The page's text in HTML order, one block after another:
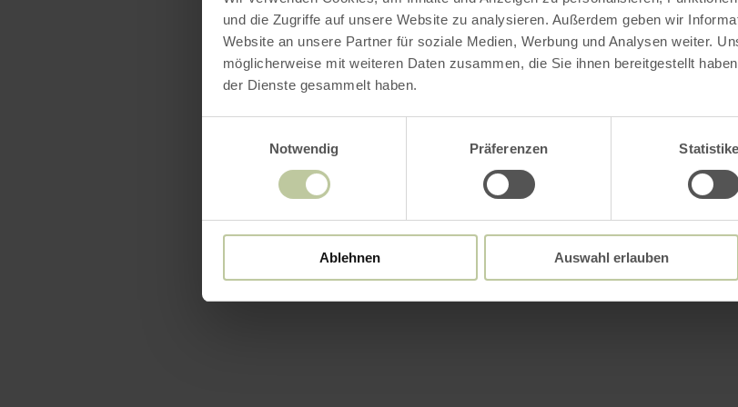
und die Zugriffe auf unsere Website zu analysieren. Außerdem geben wir
Website an unsere Partner für soziale Medien, Werbung und Analysen weiter.
möglicherweise mit weiteren Daten zusammen, die Sie ihnen bereitgestellt
der Dienste gesammelt haben.
Notwendig
Präferenzen
Ablehnen Auswahl erlauben